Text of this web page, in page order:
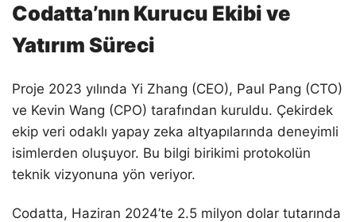
Codatta’nın Kurucu Ekibi ve
Yatırım Süreci
Proje 2023 yılında Yi Zhang (CEO), Paul Pang (CTO)
ve Kevin Wang (CPO) tarafından kuruldu. Çekirdek
ekip veri odaklı yapay zeka altyapılarında deneyimli
isimlerden oluşuyor. Bu bilgi birikimi protokolün
teknik vizyonuna yön veriyor.
Codatta, Haziran 2024’te 2.5 milyon dolar tutarında